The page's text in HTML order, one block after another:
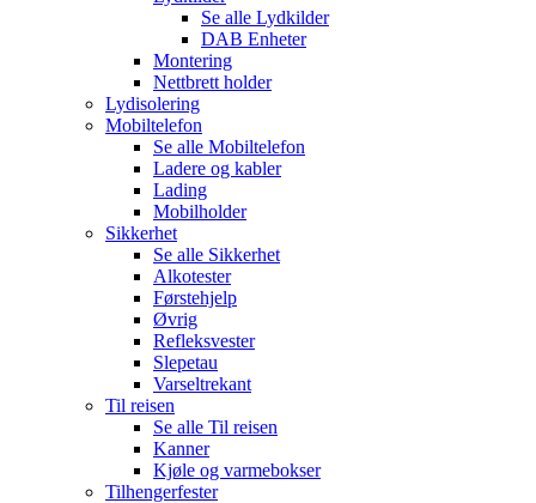
Se alle Lydkilder
DAB Enheter
Montering
Nettbrett holder
Lydisolering
Mobiltelefon
Se alle Mobiltelefon
Ladere og kabler
Lading
Mobilholder
Sikkerhet
Se alle Sikkerhet
Alkotester
Førstehjelp
Øvrig
Refleksvester
Slepetau
Varseltrekant
Til reisen
Se alle Til reisen
Kanner
Kjøle og varmebokser
Tilhengerfester